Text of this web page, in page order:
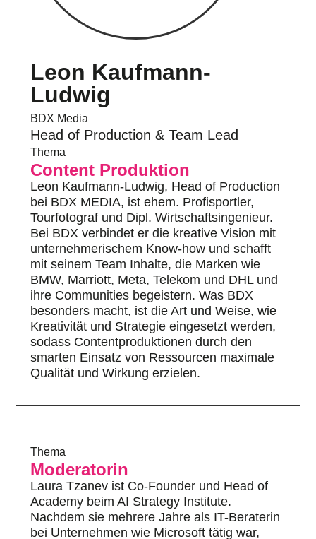
Leon Kaufmann-
Ludwig
BDX Media
Head of Production & Team Lead
Thema
Content Produktion
Leon Kaufmann-Ludwig, Head of Production
bei BDX MEDIA, ist ehem. Profisportler,
Tourfotograf und Dipl. Wirtschaftsingenieur.
Bei BDX verbindet er die kreative Vision mit
unternehmerischem Know-how und schafft
mit seinem Team Inhalte, die Marken wie
BMW, Marriott, Meta, Telekom und DHL und
ihre Communities begeistern. Was BDX
besonders macht, ist die Art und Weise, wie
Kreativität und Strategie eingesetzt werden,
sodass Contentproduktionen durch den
smarten Einsatz von Ressourcen maximale
Qualität und Wirkung erzielen.
Thema
Moderatorin
Laura Tzanev ist Co-Founder und Head of
Academy beim AI Strategy Institute.
Nachdem sie mehrere Jahre als IT-Beraterin
bei Unternehmen wie Microsoft tätig war,